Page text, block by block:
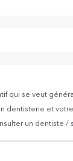
qui se veut
et
un dentiste